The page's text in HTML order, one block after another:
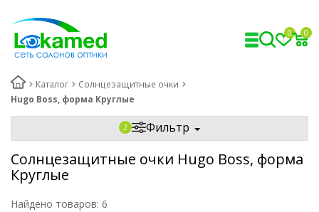
0 0
Каталог
Солнцезащитные очки
Hugo Boss, форма Круглые
Фильтр
Солнцезащитные очки Hugo Boss, форма
Круглые
Найдено товаров: 6